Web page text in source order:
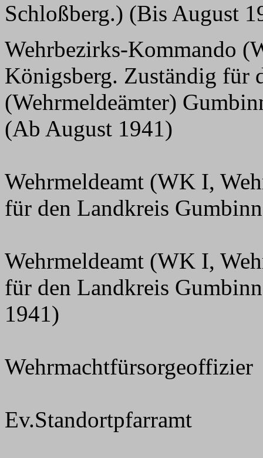
Schloßberg.) (Bis August
Wehrbezirks-Kommando
Königsberg. Zuständig für
(Wehrmeldeämter)
(Ab August 1941)
Wehrmeldeamt (WK I,
für den Landkreis
Wehrmeldeamt (WK I,
für den Landkreis
1941)
Wehrmachtfürsorgeoffizier
Ev.Standortpfarramt